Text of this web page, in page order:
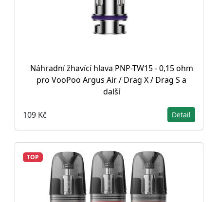
Náhradní žhavící hlava PNP-TW15 - 0,15 ohm
pro VooPoo Argus Air / Drag X / Drag S a
další
109 Kč Detail
TOP